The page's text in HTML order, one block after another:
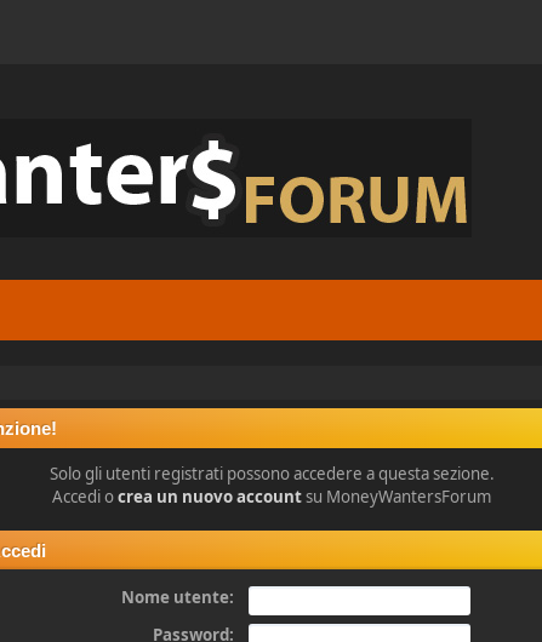
Solo gli utenti registrati possono accedere a questa sezione.
Accedi ocrea un nuovo accountsu MoneyWantersForum
Nome utente:
Password: